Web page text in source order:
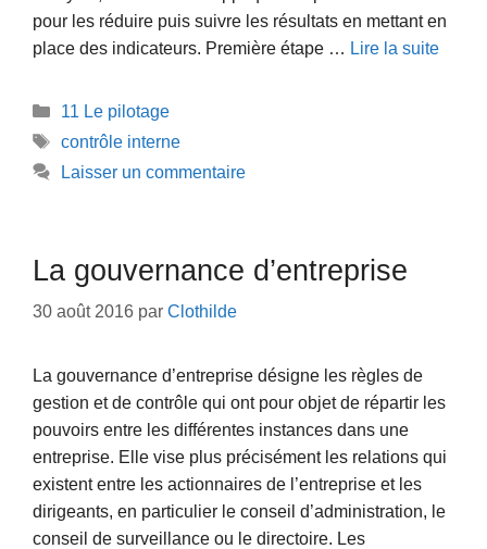
pour les réduire puis suivre les résultats en mettant en
place des indicateurs. Première étape … Lire la suite
Catégories
11 Le pilotage
Étiquettes
contrôle interne
Laisser un commentaire
La gouvernance d’entreprise
30 août 2016 par Clothilde
La gouvernance d’entreprise désigne les règles de
gestion et de contrôle qui ont pour objet de répartir les
pouvoirs entre les différentes instances dans une
entreprise. Elle vise plus précisément les relations qui
existent entre les actionnaires de l’entreprise et les
dirigeants, en particulier le conseil d’administration, le
conseil de surveillance ou le directoire. Les